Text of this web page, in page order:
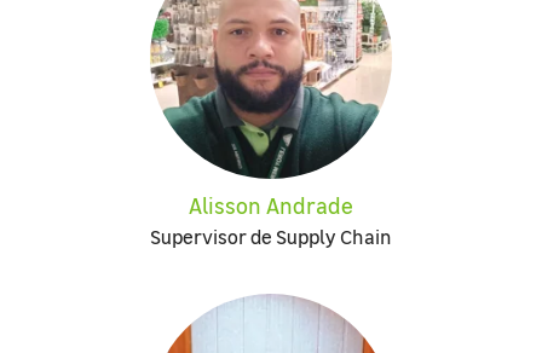
Alisson Andrade
Supervisor de Supply Chain